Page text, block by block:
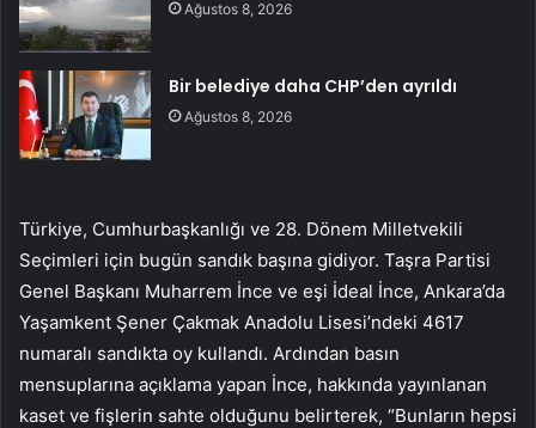
Ağustos 8, 2026
Bir belediye daha CHP’den ayrıldı
Ağustos 8, 2026
Türkiye, Cumhurbaşkanlığı ve 28. Dönem Milletvekili
Seçimleri için bugün sandık başına gidiyor. Taşra Partisi
Genel Başkanı Muharrem İnce ve eşi İdeal İnce, Ankara’da
Yaşamkent Şener Çakmak Anadolu Lisesi’ndeki 4617
numaralı sandıkta oy kullandı. Ardından basın
mensuplarına açıklama yapan İnce, hakkında yayınlanan
kaset ve fişlerin sahte olduğunu belirterek, “Bunların hepsi